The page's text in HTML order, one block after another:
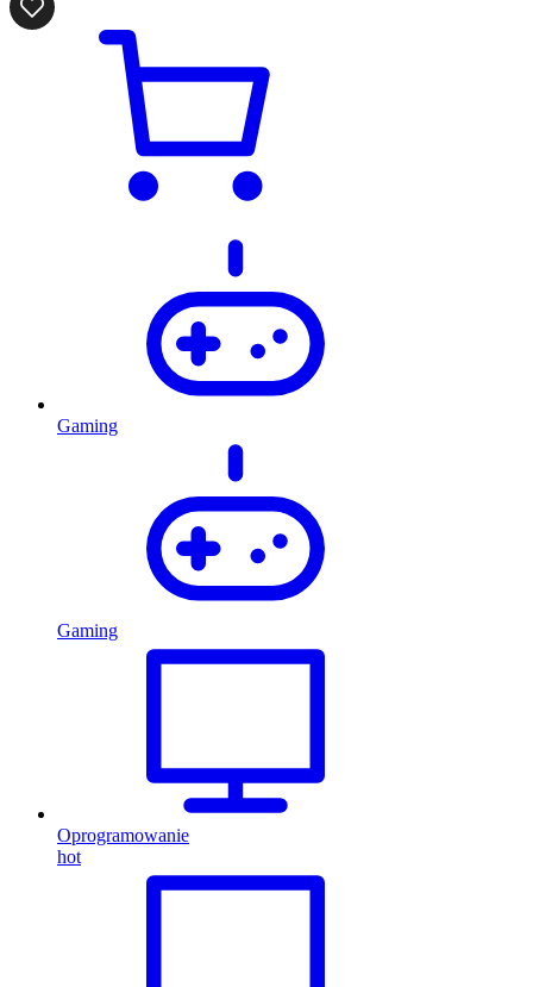
Gaming
Gaming
Oprogramowanie
hot